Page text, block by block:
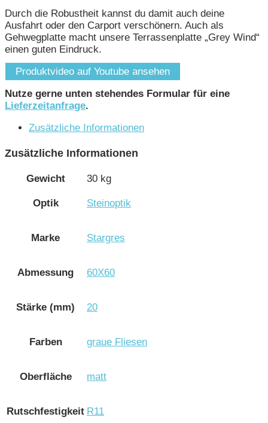
Durch die Robustheit kannst du damit auch deine
Ausfahrt oder den Carport verschönern. Auch als
Gehwegplatte macht unsere Terrassenplatte „Grey Wind“
einen guten Eindruck.
Produktvideo auf Youtube ansehen
Nutze gerne unten stehendes Formular für eine
Lieferzeitanfrage.
Zusätzliche Informationen
Zusätzliche Informationen
Gewicht 30 kg
Optik Steinoptik
Marke Stargres
Abmessung 60X60
Stärke (mm) 20
Farben graue Fliesen
Oberfläche matt
Rutschfestigkeit R11